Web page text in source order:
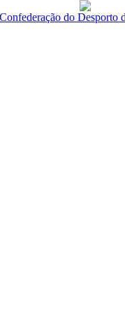
Confederação do Desporto